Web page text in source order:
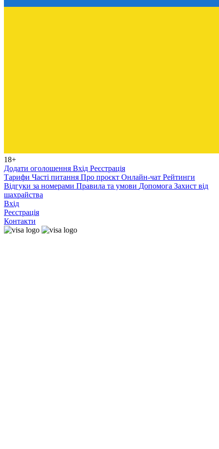
18+
Додати оголошення Вхід Реєстрація
Тарифи Часті питання Про проєкт Онлайн-чат Рейтинги
Відгуки за номерами Правила та умови Допомога Захист від
шахрайства
Вхід
Реєстрація
Контакти